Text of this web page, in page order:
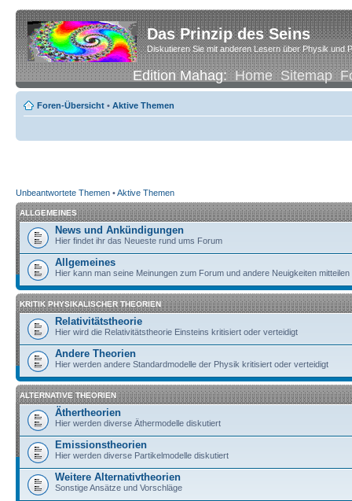
Das Prinzip des Seins
Diskutieren Sie mit anderen Lesern über Physik und
Edition Mahag:Home Sitemap
Foren-Übersicht • Aktive Themen
Unbeantwortete Themen •Aktive Themen
ALLGEMEINES
News und Ankündigungen
Hier findet ihr das Neueste rund ums Forum
Allgemeines
Hier kann man seine Meinungen zum Forum und andere Neuigkeiten mitteilen
KRITIK PHYSIKALISCHER THEORIEN
Relativitätstheorie
Hier wird die Relativitätstheorie Einsteins kritisiert oder verteidigt
Andere Theorien
Hier werden andere Standardmodelle der Physik kritisiert oder verteidigt
ALTERNATIVE THEORIEN
Äthertheorien
Hier werden diverse Äthermodelle diskutiert
Emissionstheorien
Hier werden diverse Partikelmodelle diskutiert
Weitere Alternativtheorien
Sonstige Ansätze und Vorschläge